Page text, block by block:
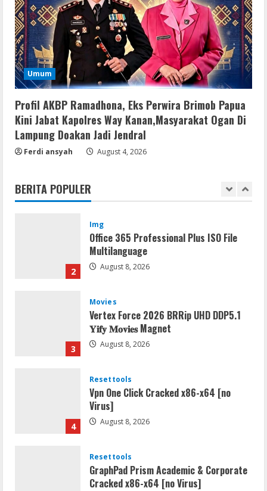
Umum
Profil AKBP Ramadhona, Eks Perwira Brimob Papua
Kini Jabat Kapolres Way Kanan,Masyarakat Ogan Di
Lampung Doakan Jadi Jendral
Ferdi ansyah August 4, 2026
BERITA POPULER
4
Vpn One Click Cracked x86-x64 [no
Virus]
August 8, 2026
5
Resettools
GraphPad Prism Academic & Corporate
August 8, 2026
1
Resettools
Nik Collection (by DxO) Portable [no
2
Img
Office 365 Professional Plus ISO File
Multilanguage
August 8, 2026
3
Movies
Vertex Force 2026 BRRip UHD DDP5.1
𝐘𝐢𝐟𝐲 𝐌𝐨𝐯𝐢𝐞𝐬 Magnet
August 8, 2026
4
Resettools
Vpn One Click Cracked x86-x64 [no
Virus]
August 8, 2026
Resettools
GraphPad Prism Academic & Corporate
Cracked x86-x64 [no Virus]